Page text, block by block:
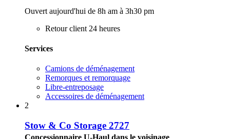
Ouvert aujourd'hui de 8h am à 3h30 pm
Retour client 24 heures
Services
Camions de déménagement
Remorques et remorquage
Libre-entreposage
Accessoires de déménagement
2
Stow & Co Storage 2727
Concessionnaire U-Haul dans le voisinage